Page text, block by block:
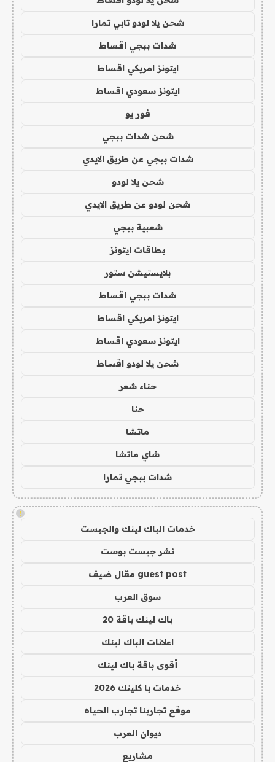
شحن يلا لودو تابي تمارا
شدات ببجي اقساط
ايتونز امريكي اقساط
ايتونز سعودي اقساط
فور يو
شحن شدات ببجي
شدات ببجي عن طريق الايدي
شحن يلا لودو
شحن لودو عن طريق الايدي
شعبية ببجي
بطاقات ايتونز
بلايستيشن ستور
شدات ببجي اقساط
ايتونز امريكي اقساط
ايتونز سعودي اقساط
شحن يلا لودو اقساط
حناء شعر
حنا
ماتشا
شاي ماتشا
شدات ببجي تمارا
!
خدمات الباك لينك والجيست
نشر جيست بوست
guest post مقال ضيف
سوق العرب
باك لينك باقة 20
اعلانات الباك لينك
أقوى باقة باك لينك
خدمات با كلينك 2026
موقع تجاربنا تجارب الحياه
ديوان العرب
مشاريع